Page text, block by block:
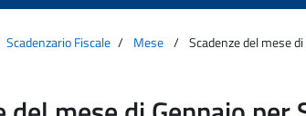
Scadenzario Fiscale Mese Scadenze del mese